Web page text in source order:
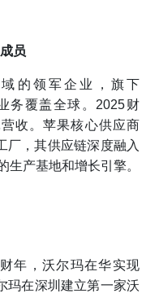
员
的领军企业，旗下
务覆盖全球。2025财
收。苹果核心供应商
厂，其供应链深度融入
生产基地和增长引擎。
年，沃尔玛在华实现
玛在深圳建立第一家沃